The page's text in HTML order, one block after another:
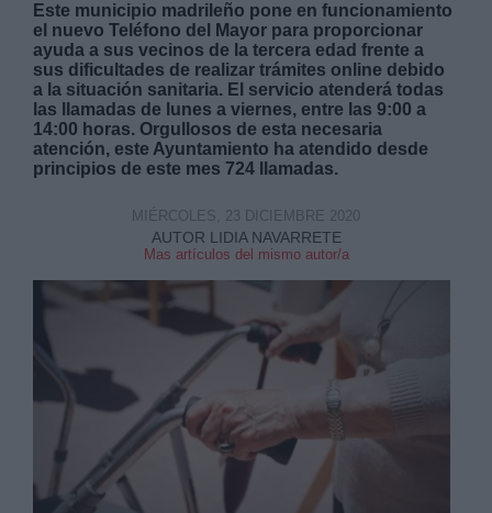
Este municipio madrileño pone en funcionamiento
el nuevo Teléfono del Mayor para proporcionar
ayuda a sus vecinos de la tercera edad frente a
sus dificultades de realizar trámites online debido
a la situación sanitaria. El servicio atenderá todas
las llamadas de lunes a viernes, entre las 9:00 a
14:00 horas. Orgullosos de esta necesaria
atención, este Ayuntamiento ha atendido desde
principios de este mes 724 llamadas.
AUTOR LIDIA NAVARRETE
Mas artículos del mismo autor/a
MIÉRCOLES, 23 DICIEMBRE 2020